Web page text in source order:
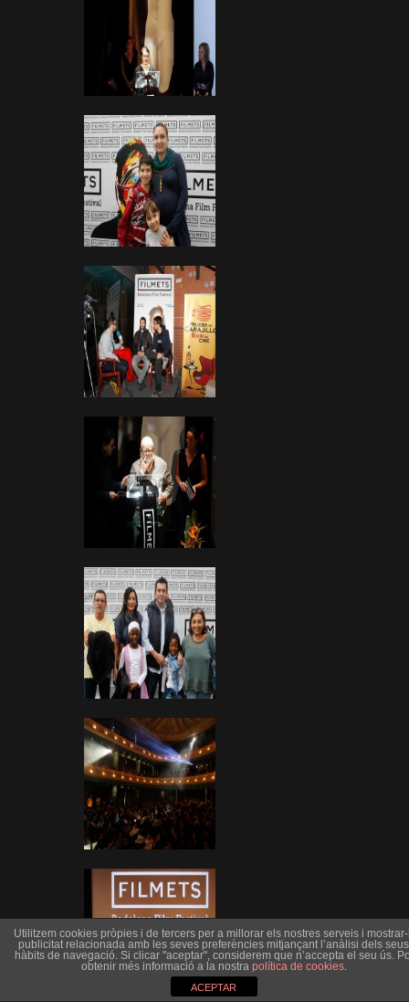
Utilitzem cookies pròpies i de tercers per a millorar els nostres serveis i
publicitat relacionada amb les seves preferències mitjançant l’anàlisi dels seus
hàbits de navegació. Si clicar "aceptar", considerem que n’accepta el seu ús.
obtenir més informació a la nostra política de cookies.
ACEPTAR